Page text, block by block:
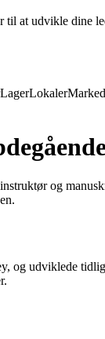
at udvikle dine
LagerLokaler
og
og udviklede